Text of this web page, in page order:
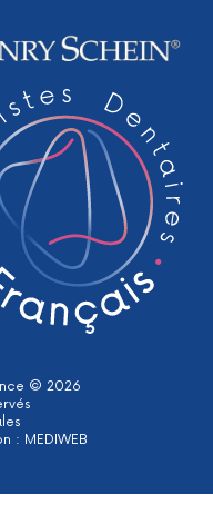
© 2026
: MEDIWEB